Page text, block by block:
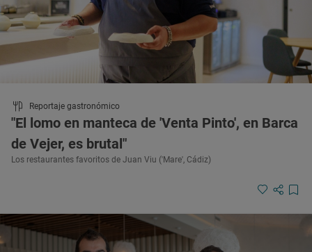
Reportaje gastronómico
"El lomo en manteca de 'Venta Pinto', en Barca
de Vejer, es brutal"
Los restaurantes favoritos de Juan Viu ('Mare', Cádiz)